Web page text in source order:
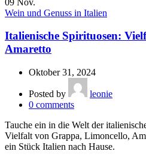
Wein und Genuss in Italien
Italienische Spirituosen:
Amaretto
Oktober 31, 2024
Posted by
leonie
0 comments
Tauche ein in die Welt der
Vielfalt von Grappa, Limoncello,
ein Stück Italien nach Hause.